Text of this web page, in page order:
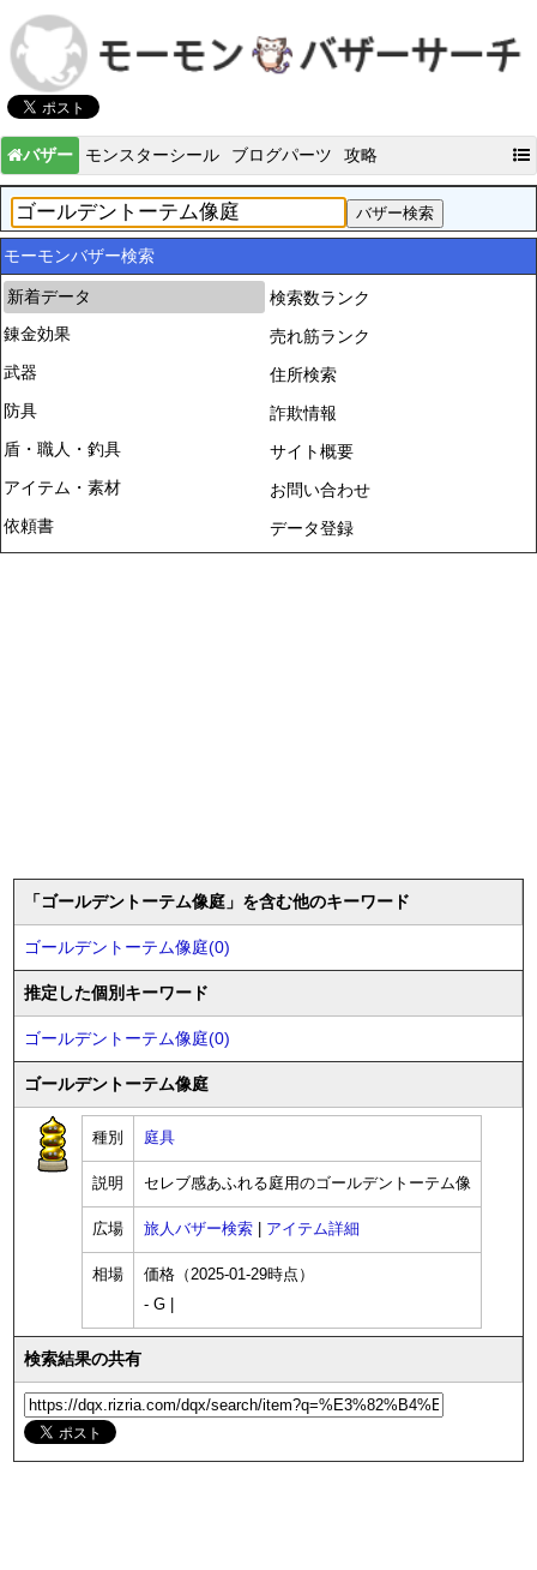
バザー モンスターシール ブログパーツ 攻略
モーモンバザー検索
新着データ
錬金効果
武器
防具
盾・職人・釣具
アイテム・素材
依頼書
検索数ランク
売れ筋ランク
住所検索
詐欺情報
サイト概要
お問い合わせ
データ登録
「ゴールデントーテム像庭」を含む他のキーワード
ゴールデントーテム像庭(0)
推定した個別キーワード
ゴールデントーテム像庭(0)
ゴールデントーテム像庭
種別 庭具
説明 セレブ感あふれる庭用のゴールデントーテム像
広場 旅人バザー検索 アイテム詳細
相場
価格（2025-01-29時点）
- G |
検索結果の共有